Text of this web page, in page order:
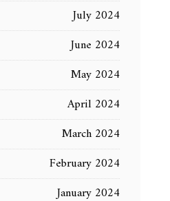
July 2024
June 2024
May 2024
April 2024
March 2024
February 2024
January 2024